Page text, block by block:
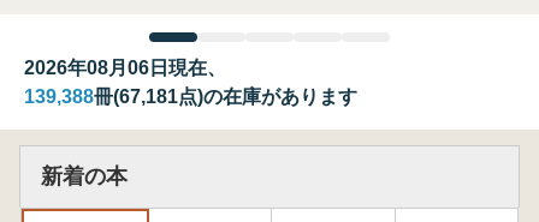
2026年08月06日現在、
139,388冊(67,181点)の在庫があります
新着の本